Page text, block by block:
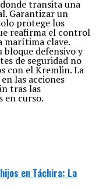
transita una
Garantizar un
protege los
reafirma el control
marítima clave.
bloque defensivo y
de seguridad no
con el Kremlin. La
las acciones
tras las
en curso.
en Táchira: La